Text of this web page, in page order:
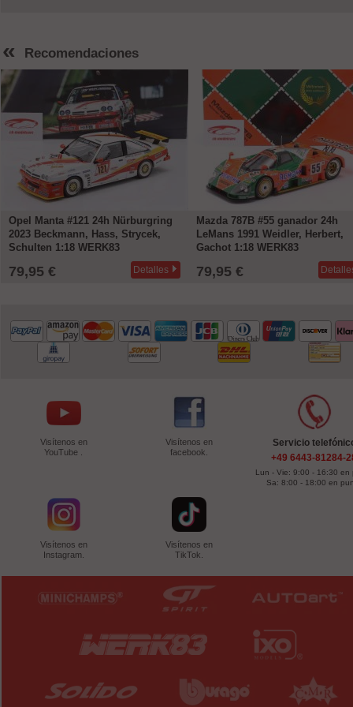
« Recomendaciones
Opel Manta #121 24h Nürburgring
2023 Beckmann, Hass, Strycek,
Schulten 1:18 WERK83
79,95 € Detalles
Mazda 787B #55 ganador 24h
LeMans 1991 Weidler, Herbert,
Gachot 1:18 WERK83
79,95 €
Visítenos en
YouTube .
Visítenos en
facebook.
Visítenos en
Instagram.
Visítenos en
TikTok.
Servicio
+49 6443-81284-
Lun - Vie: 9:00 - 16:30 en
Sa: 8:00 - 18:00 en